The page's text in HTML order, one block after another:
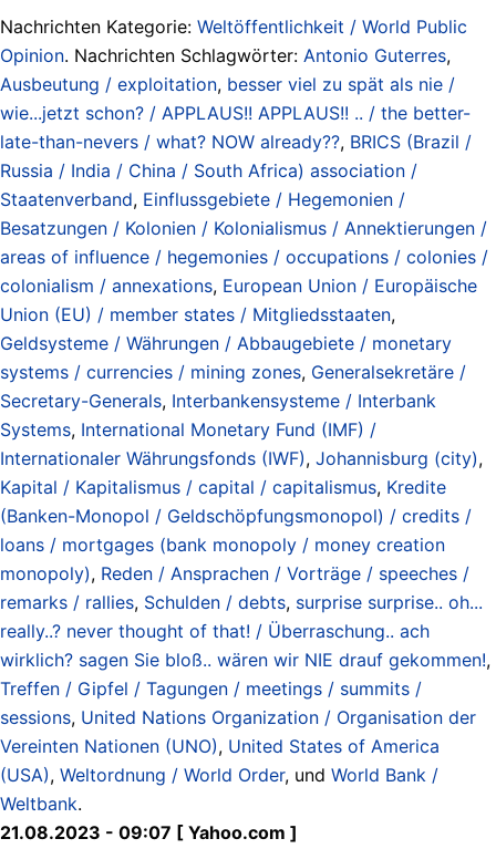
Nachrichten Kategorie: Weltöffentlichkeit / World Public
Opinion. Nachrichten Schlagwörter: Antonio Guterres,
Ausbeutung / exploitation, besser viel zu spät als nie /
wie...jetzt schon? / APPLAUS!! APPLAUS!! .. / the better-
late-than-nevers / what? NOW already??, BRICS (Brazil /
Russia / India / China / South Africa) association /
Staatenverband, Einflussgebiete / Hegemonien /
Besatzungen / Kolonien / Kolonialismus / Annektierungen /
areas of influence / hegemonies / occupations / colonies /
colonialism / annexations, European Union / Europäische
Union (EU) / member states / Mitgliedsstaaten,
Geldsysteme / Währungen / Abbaugebiete / monetary
systems / currencies / mining zones, Generalsekretäre /
Secretary-Generals, Interbankensysteme / Interbank
Systems, International Monetary Fund (IMF) /
Internationaler Währungsfonds (IWF), Johannisburg (city),
Kapital / Kapitalismus / capital / capitalismus, Kredite
(Banken-Monopol / Geldschöpfungsmonopol) / credits /
loans / mortgages (bank monopoly / money creation
monopoly), Reden / Ansprachen / Vorträge / speeches /
remarks / rallies, Schulden / debts, surprise surprise.. oh...
really..? never thought of that! / Überraschung.. ach
wirklich? sagen Sie bloß.. wären wir NIE drauf gekommen!,
Treffen / Gipfel / Tagungen / meetings / summits /
sessions, United Nations Organization / Organisation der
Vereinten Nationen (UNO), United States of America
(USA), Weltordnung / World Order, und World Bank /
Weltbank.
21.08.2023 - 09:07 [ Yahoo.com ]